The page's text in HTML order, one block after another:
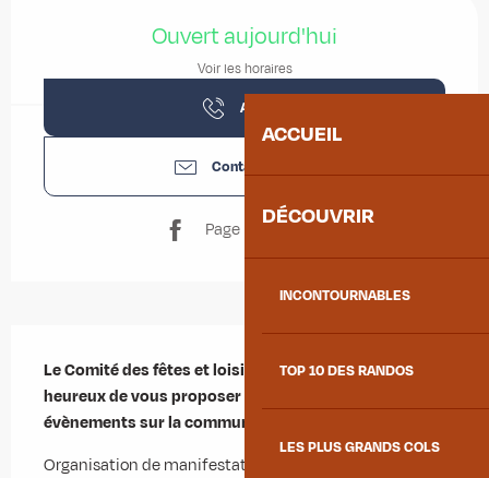
ACCUEIL
DÉCOUVRIR
INCONTOURNABLES
TOP 10 DES RANDOS
LES PLUS GRANDS COLS
Ouvert aujourd'hui
Voir les horaires
Appeler
Contactez-nous
Page Facebook
Le Comité des fêtes et loisirs d'Argentine sera
heureux de vous proposer ses animations et
évènements sur la commune.
Organisation de manifestations sur la commune : -